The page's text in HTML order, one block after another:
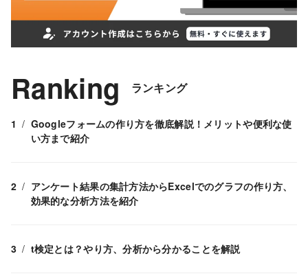
Ranking ランキング
Googleフォームの作り方を徹底解説！メリットや便利な使
い方まで紹介
アンケート結果の集計方法からExcelでのグラフの作り方、
効果的な分析方法を紹介
t検定とは？やり方、分析から分かることを解説